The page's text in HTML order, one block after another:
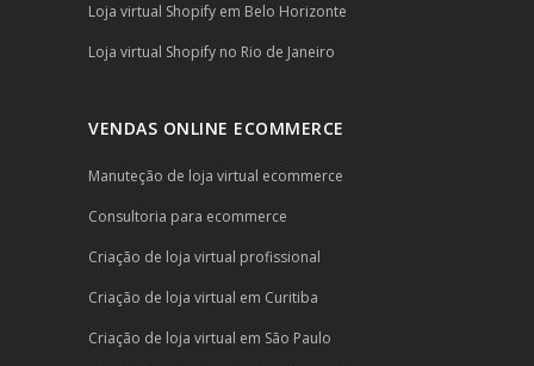
Loja virtual Shopify em Belo Horizonte
Loja virtual Shopify no Rio de Janeiro
VENDAS ONLINE ECOMMERCE
Manuteção de loja virtual ecommerce
Consultoria para ecommerce
Criação de loja virtual profissional
Criação de loja virtual em Curitiba
Criação de loja virtual em São Paulo